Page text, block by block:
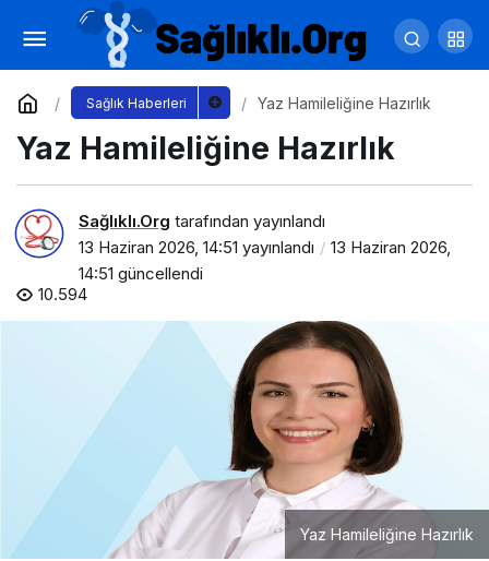
Sağlık Haberleri Yaz Hamileliğine Hazırlık
Yaz Hamileliğine Hazırlık
Sağlıklı.Org tarafından yayınlandı
13 Haziran 2026, 14:51 yayınlandı
13 Haziran 2026,
14:51 güncellendi
10.594
Yaz Hamileliğine Hazırlık
Ağız ve Diş Sağlığınızın Arkasındaki
Görünmez Güç
Yorum Yap Paylaş